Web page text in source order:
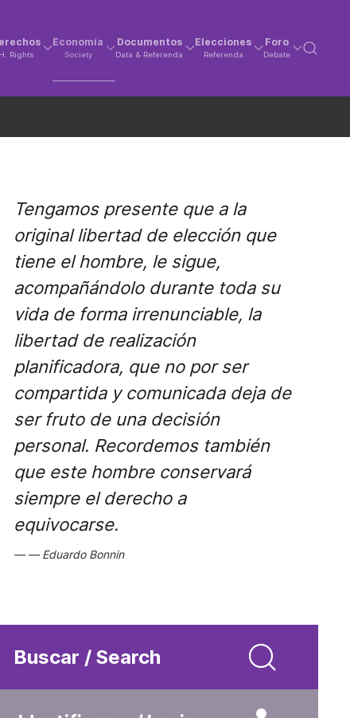
H. Rights
Economía
Society
Documentos
Data & Referenda
Elecciones
Referenda
Foro
Debate
Tengamos presente que a la
original libertad de elección que
tiene el hombre, le sigue,
acompañándolo durante toda su
vida de forma irrenunciable, la
libertad de realización
planificadora, que no por ser
compartida y comunicada deja de
ser fruto de una decisión
personal. Recordemos también
que este hombre conservará
siempre el derecho a
equivocarse.
Eduardo Bonnin
Buscar / Search